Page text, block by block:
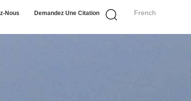
French
Nous Demandez Une Citation